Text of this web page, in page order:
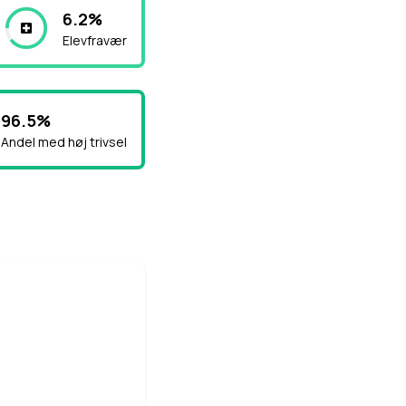
6.2%
Elevfravær
96.5%
Andel med høj trivsel